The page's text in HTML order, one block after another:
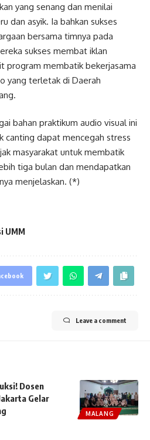
yang senang dan menilai
dan asyik. Ia bahkan sukses
bersama timnya pada
sukses membat iklan
program membatik bekerjasama
yang terletak di Daerah
bahan praktikum audio visual ini
canting dapat mencegah stress
masyarakat untuk membatik
tiga bulan dan mendapatkan
menjelaskan. (*)
UMM
Leave a comment
MALANG
Dosen
Gelar